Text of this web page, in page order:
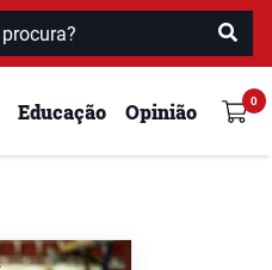
Educação Opinião